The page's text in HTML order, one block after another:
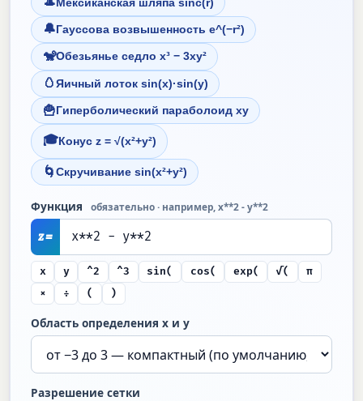
Мексиканская шляпа sinc(r)
🔔 Гауссова возвышенность e^(−r²)
🐒Обезьянье седло x³ − 3xy²
🥚 Яичный лоток sin(x)·sin(y)
🍟 Гиперболический параболоид xy
🎓Конус z = √(x²+y²)
🌀 Скручивание sin(x²+y²)
Функция обязательно · например, x**2 - y**2
z =
x y ^2 ^3 sin( cos( exp( √(
π
×
÷ ( )
Область определения x и y
Разрешение сетки